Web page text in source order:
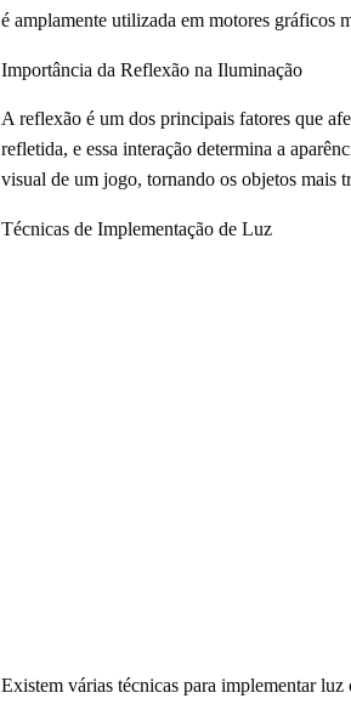
é amplamente utilizada em motores gráficos
Importância da Reflexão na Iluminação
A reflexão é um dos principais fatores que
refletida, e essa interação determina a
visual de um jogo, tornando os objetos mais
Técnicas de Implementação de Luz
Existem várias técnicas para implementar